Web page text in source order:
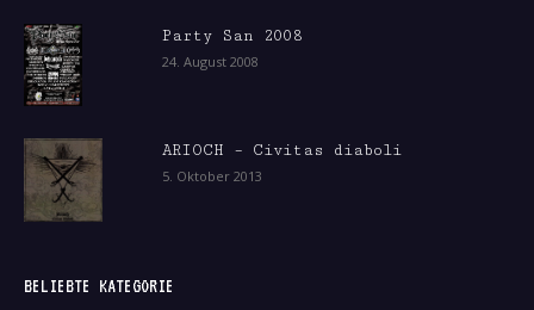
Party San 2008
24. August 2008
ARIOCH – Civitas diaboli
5. Oktober 2013
BELIEBTE KATEGORIE